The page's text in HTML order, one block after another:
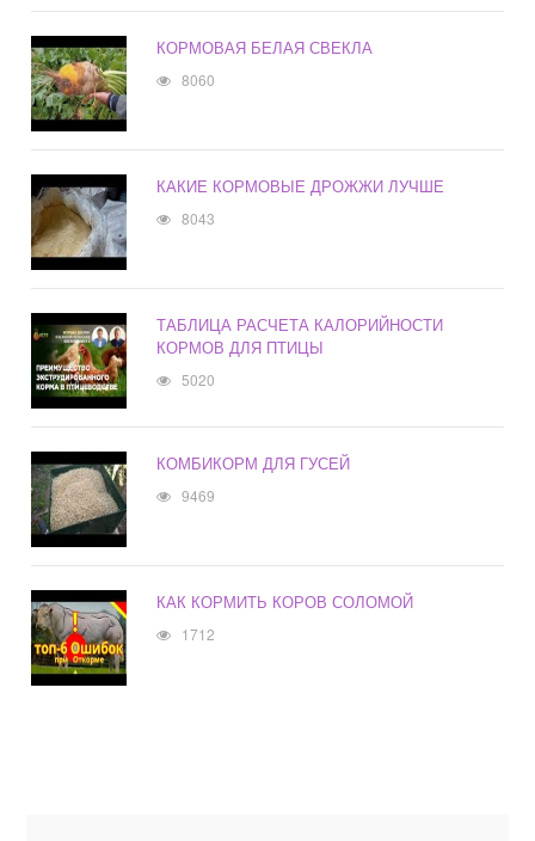
КОРМОВАЯ БЕЛАЯ СВЕКЛА
8060
КАКИЕ КОРМОВЫЕ ДРОЖЖИ ЛУЧШЕ
8043
ТАБЛИЦА РАСЧЕТА КАЛОРИЙНОСТИ
КОРМОВ ДЛЯ ПТИЦЫ
5020
КОМБИКОРМ ДЛЯ ГУСЕЙ
9469
КАК КОРМИТЬ КОРОВ СОЛОМОЙ
1712